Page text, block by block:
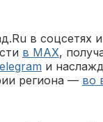
в соцсетях
в MAX,
и
региона — во